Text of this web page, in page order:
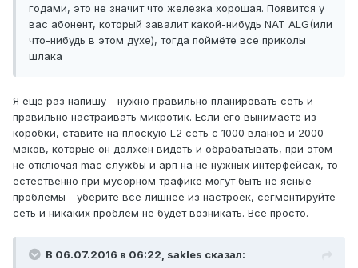
годами, это не значит что железка хорошая. Появится у
вас абонент, который завалит какой-нибудь NAT ALG(или
что-нибудь в этом духе), тогда поймёте все приколы
шлака
Я еще раз напишу - нужно правильно планировать сеть и
правильно настраивать микротик. Если его вынимаете из
коробки, ставите на плоскую L2 сеть с 1000 вланов и 2000
маков, которые он должен видеть и обрабатывать, при этом
не отключая mac службы и арп на не нужных интерфейсах, то
естественно при мусорном трафике могут быть не ясные
проблемы - уберите все лишнее из настроек, сегментируйте
сеть и никаких проблем не будет возникать. Все просто.
В 06.07.2016 в 06:22, sakles сказал: